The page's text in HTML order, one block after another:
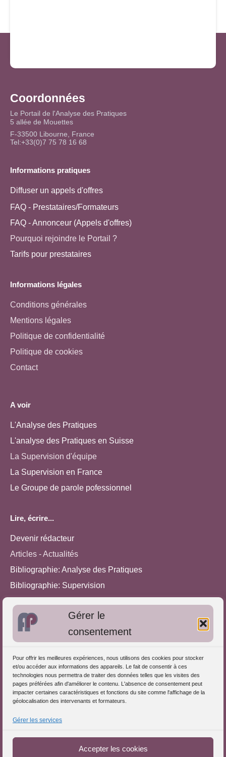
Gérer le
consentement
Pour offrir les meilleures expériences, nous utilisons des cookies pour stocker
et/ou accéder aux informations des appareils. Le fait de consentir à ces
technologies nous permettra de traiter des données telles que les visites des
pages préférées afin d'améliorer le contenu. L'absence de consentement peut
impacter certaines caractéristiques et fonctions du site comme l'affichage de la
géolocalisation des intervenants et formateurs.
Gérer les services
Accepter les cookies
Coordonnées
Le Portail de l'Analyse des Pratiques
5 allée de Mouettes
F-33500 Libourne, France
Tel:+33(0)7 75 78 16 68
Informations pratiques
Diffuser un appels d'offres
FAQ - Prestataires/Formateurs
FAQ - Annonceur (Appels d'offres)
Pourquoi rejoindre le Portail ?
Tarifs pour prestataires
Informations légales
Conditions générales
Mentions légales
Politique de confidentialité
Politique de cookies
Contact
A voir
L'Analyse des Pratiques
L'analyse des Pratiques en Suisse
La Supervision d'équipe
La Supervision en France
Le Groupe de parole pofessionnel
Lire, écrire...
Devenir rédacteur
Articles - Actualités
Bibliographie: Analyse des Pratiques
Bibliographie: Supervision
Approches de l'Analyse des pratiques
S'inscrire dans l'Annuaire
Publiez vos formations
Charte déontologique